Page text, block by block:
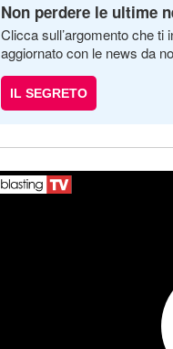
Non perdere le ultime
Clicca sull’argomento che ti
aggiornato con le news da
IL SEGRETO